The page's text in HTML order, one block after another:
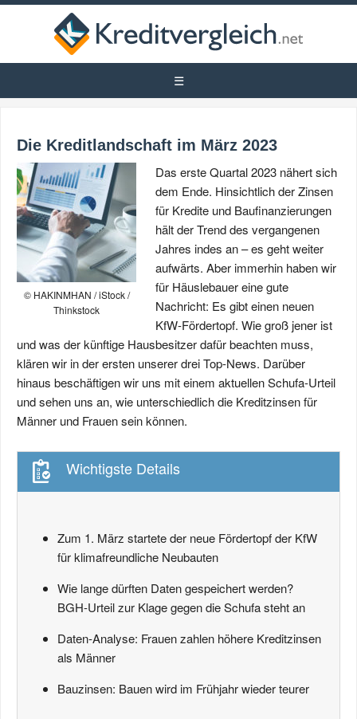
Die Kreditlandschaft im März 2023
© HAKINMHAN / iStock /
Thinkstock
Das erste Quartal 2023 nähert sich
dem Ende. Hinsichtlich der Zinsen
für Kredite und Baufinanzierungen
hält der Trend des vergangenen
Jahres indes an – es geht weiter
aufwärts. Aber immerhin haben wir
für Häuslebauer eine gute
Nachricht: Es gibt einen neuen
KfW-Fördertopf. Wie groß jener ist
und was der künftige Hausbesitzer dafür beachten muss,
klären wir in der ersten unserer drei Top-News. Darüber
hinaus beschäftigen wir uns mit einem aktuellen Schufa-Urteil
und sehen uns an, wie unterschiedlich die Kreditzinsen für
Männer und Frauen sein können.
Wichtigste Details
Zum 1. März startete der neue Fördertopf der KfW
für klimafreundliche Neubauten
Wie lange dürften Daten gespeichert werden?
BGH-Urteil zur Klage gegen die Schufa steht an
Daten-Analyse: Frauen zahlen höhere Kreditzinsen
als Männer
Bauzinsen: Bauen wird im Frühjahr wieder teurer